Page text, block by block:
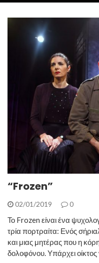
“Frozen”
02/01/2019 0
Το Frozen είναι ένα
τρία πορτραίτα: Ενός
και μιας μητέρας που η
δολοφόνου. Υπάρχει οίκτος